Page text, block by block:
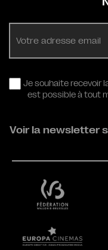
Je souhaite recevoir
est possible à tout
Voir la newsletter